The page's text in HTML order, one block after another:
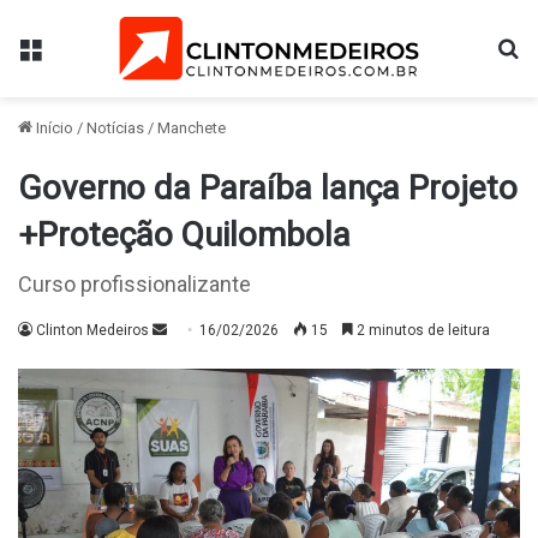
Menu
Início / Notícias / Manchete
Governo da Paraíba lança Projeto
+Proteção Quilombola
Curso profissionalizante
Clinton Medeiros
Mande
mail
16/02/2026 15 2 minutos de leitura